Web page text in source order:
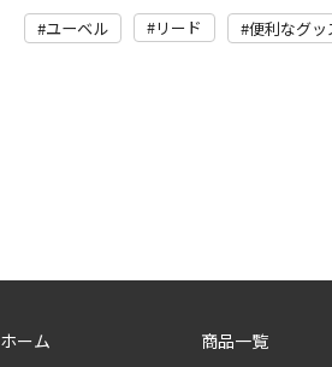
ユーベル リード 便利なグッ
ホーム
商品一覧